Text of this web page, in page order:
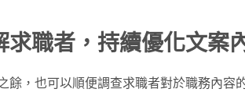
求職者，持續優化文案
餘，也可以順便調查求職者對於職務內容